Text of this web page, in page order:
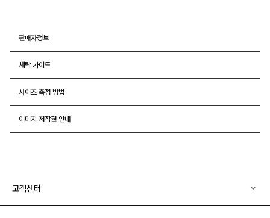
판매자정보
세탁 가이드
사이즈 측정 방법
이미지 저작권 안내
고객센터